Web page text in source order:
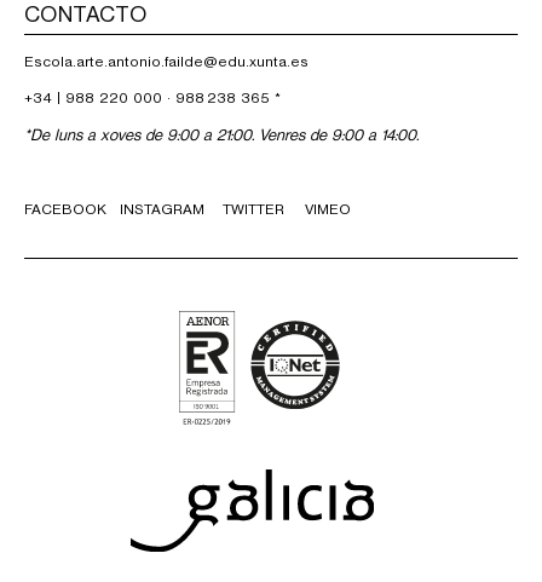
CONTACTO
Escola.arte.antonio.failde@edu.xunta.es
+34 | 988 220 000 · 988 238 365 *
*De luns a xoves de 9:00 a 21:00. Venres de 9:00 a 14:00.
FACEBOOK INSTAGRAM TWITTER VIMEO